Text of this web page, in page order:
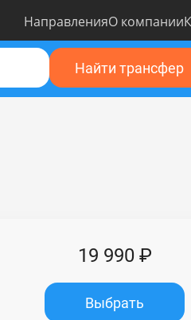
НаправленияО компании
Найти трансфер
19 990 ₽
Выбрать